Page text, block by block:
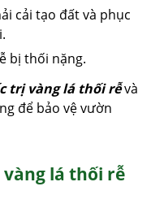
cải tạo đất và phục
bị thối nặng.
trị vàng lá thối rễvà
để bảo vệ vườn
lá thối rễ